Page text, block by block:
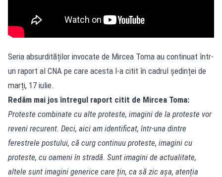
Seria absurdităților invocate de Mircea Toma au continuat într-
un raport al CNA pe care acesta l-a citit în cadrul ședinței de
marți, 17 iulie.
Redăm mai jos întregul raport citit de Mircea Toma:
Proteste combinate cu alte proteste, imagini de la proteste vor
reveni recurent. Deci, aici am identificat, într-una dintre
ferestrele postului, că curg continuu proteste, imagini cu
proteste, cu oameni în stradă. Sunt imagini de actualitate,
altele sunt imagini generice care țin, ca să zic așa, atenția